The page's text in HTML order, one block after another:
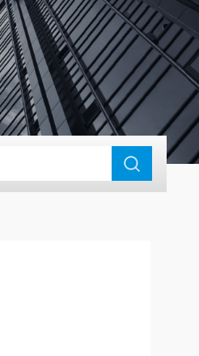
DHG-9070B（70